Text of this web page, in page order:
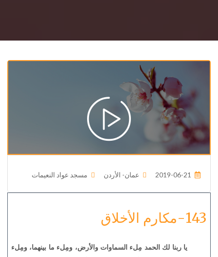
2019-06-21 عمان- الأردن مسجد عواد النعيمات
143-مكارم الأخلاق
يا ربنا لك الحمد مِلء السماوات والأرض، ومِلء ما بينهما، ومِلء